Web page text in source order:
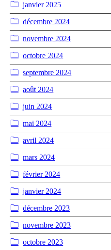
janvier 2025
décembre 2024
novembre 2024
octobre 2024
septembre 2024
août 2024
juin 2024
mai 2024
avril 2024
mars 2024
février 2024
janvier 2024
décembre 2023
novembre 2023
octobre 2023